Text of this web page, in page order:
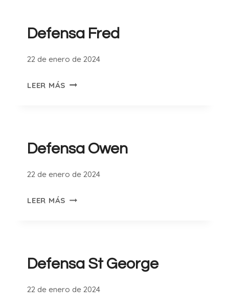
Defensa Fred
22 de enero de 2024
LEER MÁS DEFENSA
Defensa Owen
22 de enero de 2024
LEER MÁS DEFENSA
Defensa St George
22 de enero de 2024